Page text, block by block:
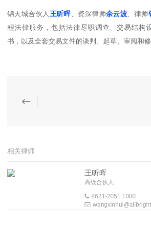
锦天城合伙人 王昕晖、资深律师余云波 、律师
程法律服务，包括法律尽职调查、交易结构
书，以及全套交易文件的谈判、起草、审阅和修
相关律师
王昕晖
高级合伙人
8621-2051 1000